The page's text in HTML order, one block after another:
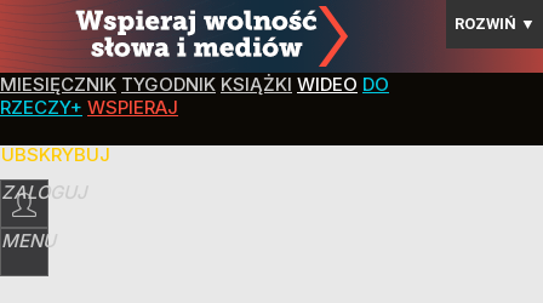
ROZWIŃ ▼
MIESIĘCZNIK TYGODNIK KSIĄŻKI WIDEO DO
RZECZY+ WSPIERAJ
ZALOGUJ
MENU